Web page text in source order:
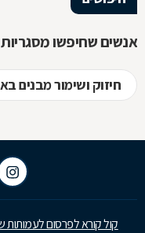
אנשים שחיפשו
חיזוק ושימור מבנים
קול קורא לפרסום לעמותות